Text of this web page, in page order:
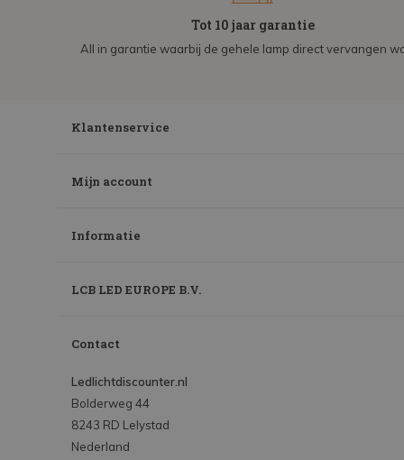
Tot 10 jaar garantie
All in garantie waarbij de gehele lamp direct vervangen
Klantenservice
Mijn account
Informatie
LCB LED EUROPE B.V.
Contact
Ledlichtdiscounter.nl
Bolderweg 44
8243 RD Lelystad
Nederland